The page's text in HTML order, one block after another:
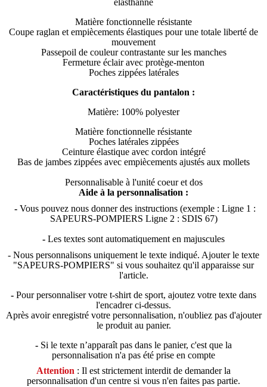
élasthanne
Matière fonctionnelle résistante
Coupe raglan et empiècements élastiques pour une totale liberté de
mouvement
Passepoil de couleur contrastante sur les manches
Fermeture éclair avec protège-menton
Poches zippées latérales
Caractéristiques du pantalon :
Matière: 100% polyester
Matière fonctionnelle résistante
Poches latérales zippées
Ceinture élastique avec cordon intégré
Bas de jambes zippées avec empiècements ajustés aux mollets
Personnalisable à l'unité coeur et dos
Aide à la personnalisation :
-Vous pouvez nous donner des instructions (exemple : Ligne 1 :
SAPEURS-POMPIERS Ligne 2 : SDIS 67)
- Les textes sont automatiquement en majuscules
- Nous personnalisons uniquement le texte indiqué. Ajouter le texte
"SAPEURS-POMPIERS" si vous souhaitez qu'il apparaisse sur
l'article.
- Pour personnaliser votre t-shirt de sport, ajoutez votre texte dans
l'encadrer ci-dessus.
Après avoir enregistré votre personnalisation, n'oubliez pas d'ajouter
le produit au panier.
- Si le texte n’apparaît pas dans le panier, c'est que la
personnalisation n'a pas été prise en compte
Attention : Il est strictement interdit de demander la
personnalisation d'un centre si vous n'en faites pas partie.